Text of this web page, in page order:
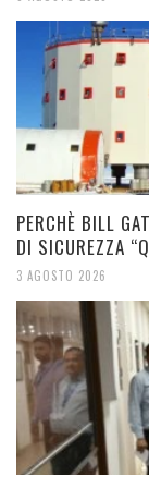
PERCHÈ BILL
DI SICUREZZA
3 AGOSTO 2026